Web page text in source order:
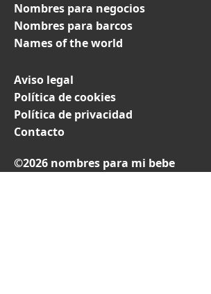
Nombres para negocios
Nombres para barcos
Names of the world
Aviso legal
Política de cookies
Política de privacidad
Contacto
©2026 nombres para mi bebe